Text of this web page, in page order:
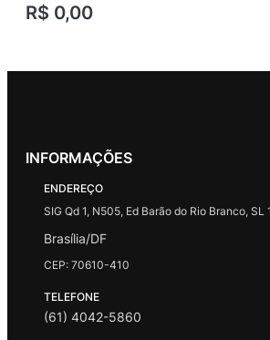
R$ 0,00
INFORMAÇÕES
ENDEREÇO
SIG Qd 1, N505, Ed Barão do Rio Branco, SL
Brasília/DF
CEP: 70610-410
TELEFONE
(61) 4042-5860